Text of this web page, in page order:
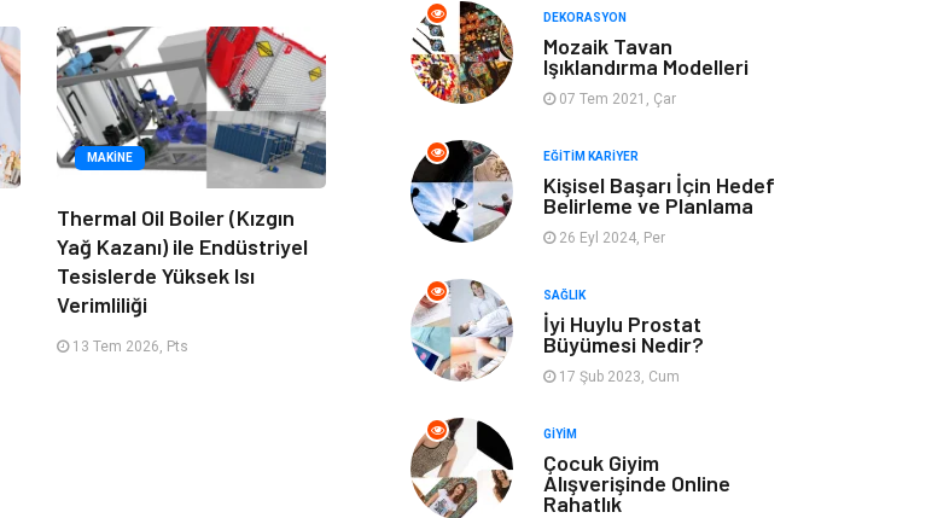
MAKINE
Thermal Oil Boiler (Kızgın
Yağ Kazanı) ile Endüstriyel
Tesislerde Yüksek Isı
Verimliliği
13 Tem 2026, Pts
Mobilya
Gençlik ve
Eğlence
Ev işleri Astroloji
Sigorta Spor Malzemeleri
Bebek Giyim İnternet
Kına Gecesi
Restaurant Gayrimenkul
DEKORASYON
Mozaik Tavan
Işıklandırma Modelleri
07 Tem 2021, Çar
EĞITIM KARIYER
Kişisel Başarı İçin Hedef
Belirleme ve Planlama
26 Eyl 2024, Per
SAĞLIK
İyi Huylu Prostat
Büyümesi Nedir?
17 Şub 2023, Cum
GIYIM
Çocuk Giyim
Alışverişinde Online
Rahatlık